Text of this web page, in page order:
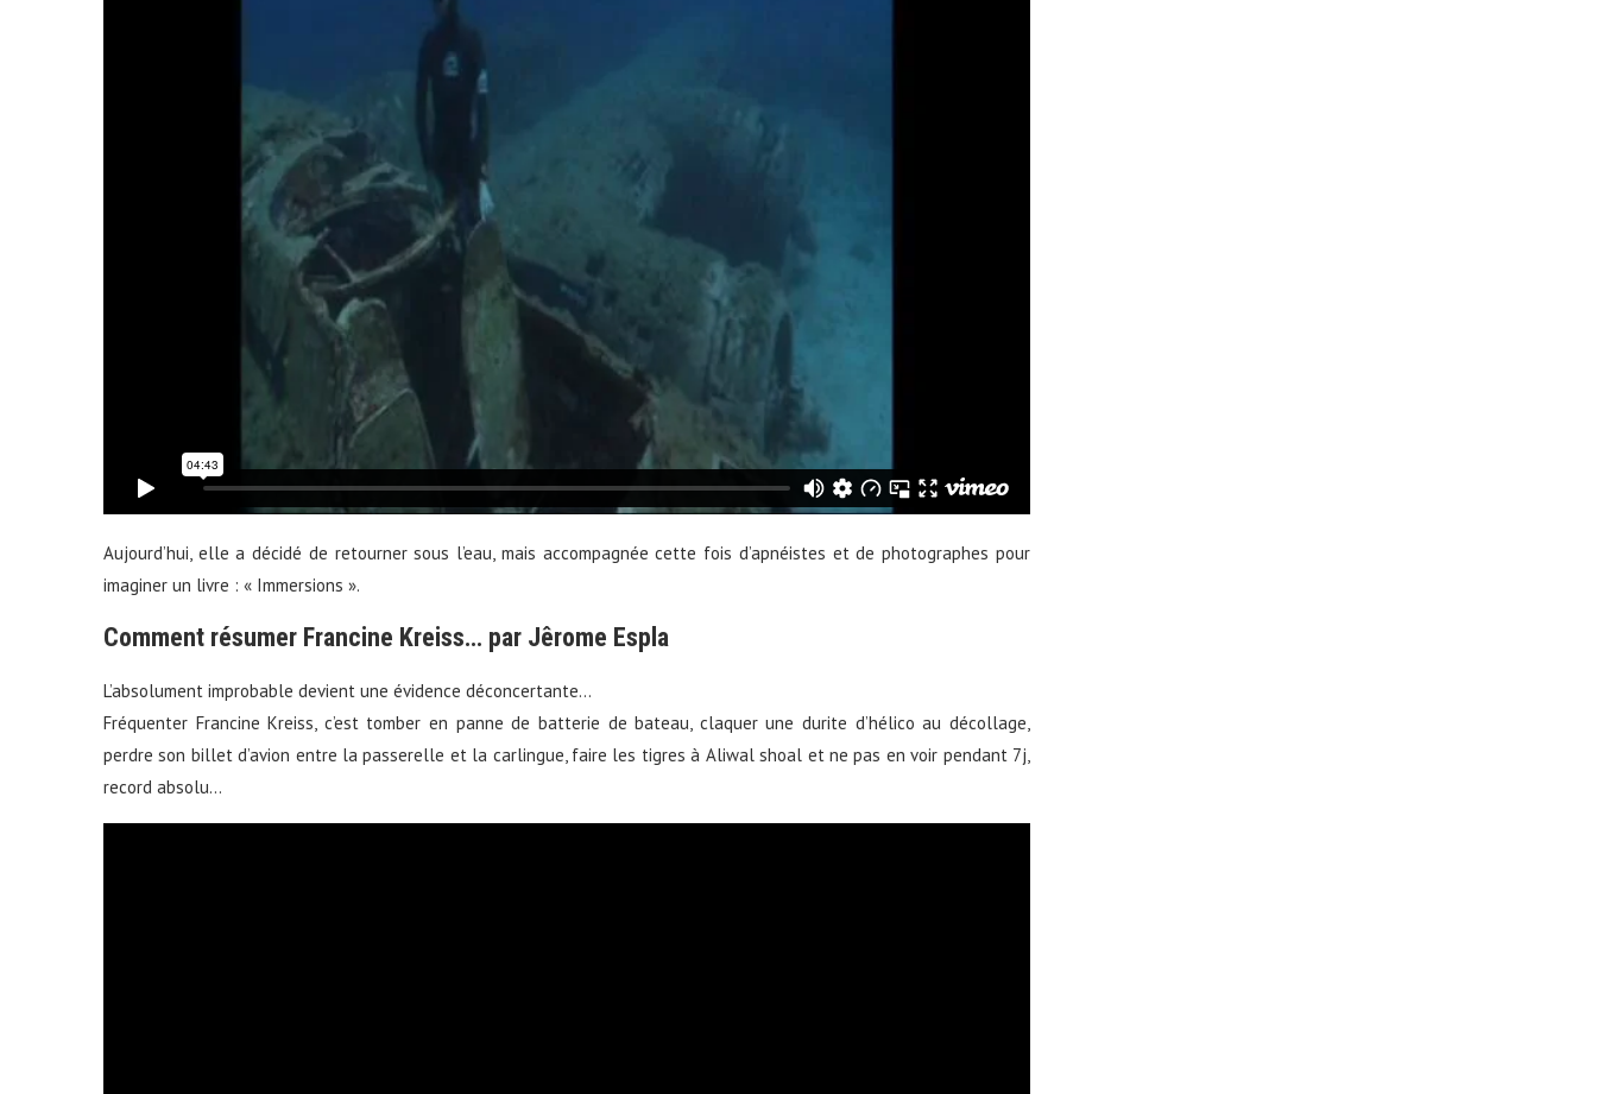
Aujourd’hui, elle a décidé de retourner sous l’eau, mais accompagnée cette fois d’apnéistes et de photographes pour
imaginer un livre : « Immersions ».
Comment résumer Francine Kreiss… par Jêrome Espla
L’absolument improbable devient une évidence déconcertante…
Fréquenter Francine Kreiss, c’est tomber en panne de batterie de bateau, claquer une durite d’hélico au décollage,
perdre son billet d’avion entre la passerelle et la carlingue, faire les tigres à Aliwal shoal et ne pas en voir pendant 7j,
record absolu…